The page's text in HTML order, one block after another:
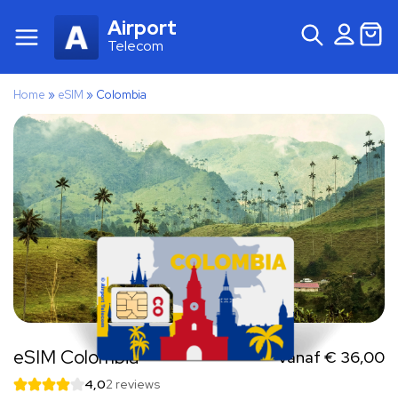
Airport
Telecom
Home » eSIM » Colombia
eSIM Colombia Vanaf € 36,00
4,02 reviews